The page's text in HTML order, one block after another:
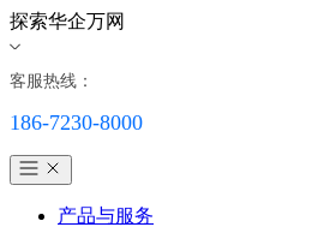
探索华企万网
客服热线：
186-7230-8000
产品与服务